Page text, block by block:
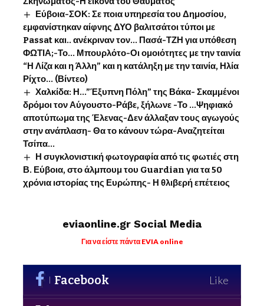
Εύβοια-ΣΟΚ: Σε ποια υπηρεσία του Δημοσίου,
εμφανίστηκαν αίφνης ΔΥΟ βαλιτσάτοι τύποι με
Passat και.. ανέκριναν τον… Πασά-ΤΖΗ για υπόθεση
ΦΩΤΙΑ;-Το… Μπουρλότο-Οι ομοιότητες με την ταινία
“Η Λίζα και η Άλλη” και η κατάληξη με την ταινία, Ηλία
Ρίχτο… (Βίντεο)
Χαλκίδα: Η…”Έξυπνη Πόλη” της Βάκα- Σκαμμένοι
δρόμοι τον Αύγουστο-Ράβε, ξήλωνε -Το …Ψηφιακό
αποτύπωμα της Έλενας-Δεν άλλαξαν τους αγωγούς
στην ανάπλαση- Θα το κάνουν τώρα-Αναζητείται
Τσίπα…
Η συγκλονιστική φωτογραφία από τις φωτιές στη
Β. Εύβοια, στο άλμπουμ του Guardian για τα 50
χρόνια ιστορίας της Ευρώπης- Η θλιβερή επέτειος
eviaonline.gr Social Media
Για να είστε πάντα EVIA online
Facebook Like